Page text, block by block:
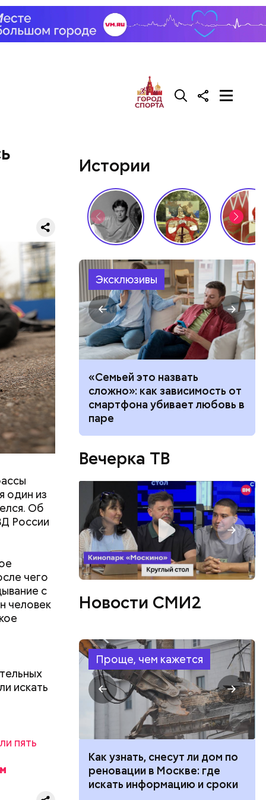
один из
Об
России
чего
с
человек
искать
пять
сын
Истории
Эксклюзивы
как
борщевик и
«Семьей это назвать
сложно»: как зависимость от
смартфона убивает любовь в
паре
Вечерка ТВ
Новости СМИ2
Проще, чем кажется
тысяч
при
Как узнать, снесут ли дом по
реновации в Москве: где
искать информацию и сроки